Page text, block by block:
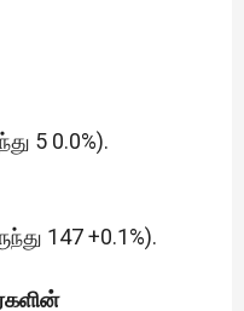
5 0.0%).
147 +0.1%).